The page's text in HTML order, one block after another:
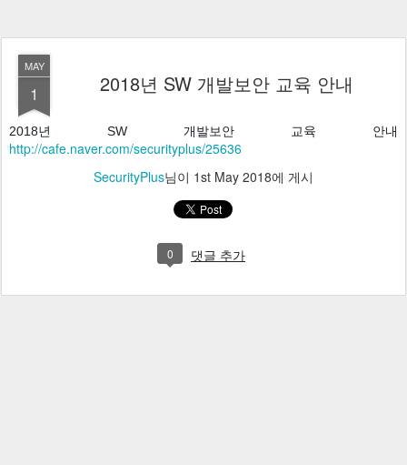
MAY
1 2018년 SW 개발보안 교육 안내
http://cafe.naver.com/securityplus/25636
SecurityPlus님이 1st May 2018에 게시
0 댓글 추가